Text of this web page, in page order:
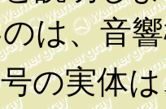
は、音
の実体